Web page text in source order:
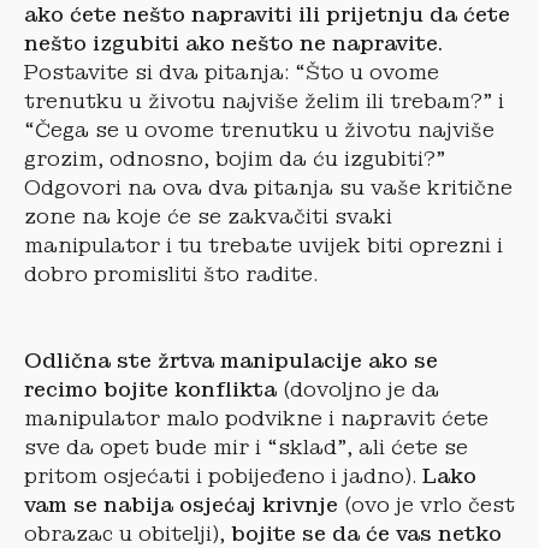
ako ćete nešto napraviti ili prijetnju da ćete
nešto izgubiti ako nešto ne napravite.
Postavite si dva pitanja: “Što u ovome
trenutku u životu najviše želim ili trebam?” i
“Čega se u ovome trenutku u životu najviše
grozim, odnosno, bojim da ću izgubiti?”
Odgovori na ova dva pitanja su vaše kritične
zone na koje će se zakvačiti svaki
manipulator i tu trebate uvijek biti oprezni i
dobro promisliti što radite.
Odlična ste žrtva manipulacije ako se
recimo bojite konflikta (dovoljno je da
manipulator malo podvikne i napravit ćete
sve da opet bude mir i “sklad”, ali ćete se
pritom osjećati i pobijeđeno i jadno). Lako
vam se nabija osjećaj krivnje (ovo je vrlo čest
obrazac u obitelji), bojite se da će vas netko